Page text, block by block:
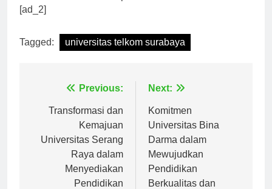
[ad_2]
Tagged: universitas telkom surabaya
Navigasi
pos
Previous:
Transformasi dan
Kemajuan
Universitas Serang
Raya dalam
Menyediakan
Pendidikan
Next:
Komitmen
Universitas Bina
Darma dalam
Mewujudkan
Pendidikan
Berkualitas dan